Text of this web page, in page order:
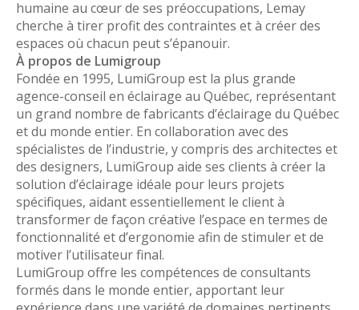
humaine au cœur de ses préoccupations, Lemay
cherche à tirer profit des contraintes et à créer des
espaces où chacun peut s’épanouir.
À propos de Lumigroup
Fondée en 1995, LumiGroup est la plus grande
agence-conseil en éclairage au Québec, représentant
un grand nombre de fabricants d’éclairage du Québec
et du monde entier. En collaboration avec des
spécialistes de l’industrie, y compris des architectes et
des designers, LumiGroup aide ses clients à créer la
solution d’éclairage idéale pour leurs projets
spécifiques, aidant essentiellement le client à
transformer de façon créative l’espace en termes de
fonctionnalité et d’ergonomie afin de stimuler et de
motiver l’utilisateur final.
LumiGroup offre les compétences de consultants
formés dans le monde entier, apportant leur